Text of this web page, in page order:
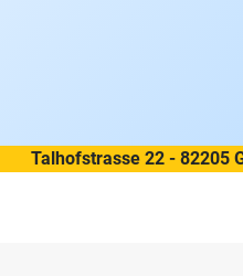
Talhofstrasse 22 - 82205